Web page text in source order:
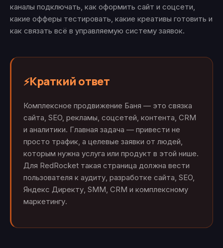
каналы подключать, как оформить сайт и соцсети,
какие офферы тестировать, какие креативы готовить и
как связать всё в управляемую систему заявок.
⚡Краткий ответ
Комплексное продвижение Баня — это связка
сайта, SEO, рекламы, соцсетей, контента, CRM
и аналитики. Главная задача — привести не
просто трафик, а целевые заявки от людей,
которым нужна услуга или продукт в этой нише.
Для RedRocket такая страница должна вести
пользователя к аудиту, разработке сайта, SEO,
Яндекс Директу, SMM, CRM и комплексному
маркетингу.